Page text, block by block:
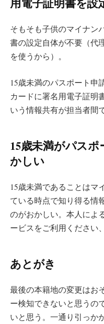
そもそも子供のマイナン
書の設定自体が不要（代
を使うから）。
15歳未満のパスポート申
カードに署名用電子証明
いう情報共有が担当者間
15歳未満がパス
かしい
15歳未満であることはマ
ている時点で知り得る情
のがおかしい。本人によ
ービスをご利用ください
あとがき
最後の本籍地の変更はお
ー検知できないと思うの
いと思う。一通り引っか